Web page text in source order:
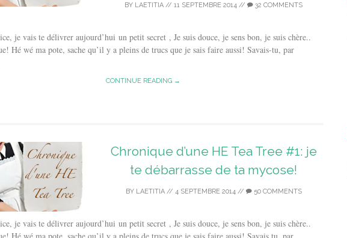
BY LAETITIA // 11 SEPTEMBRE 2014 // 32 COMMENTS
je vais te délivrer aujourd’hui un petit secret , Je suis douce, je sens bon, je suis chère..
Hé wé ma pote, sache qu’il y a pleins de trucs que je sais faire aussi! Savais-tu, par
CONTINUE READING →
Chronique d’une HE Tea Tree #1: je
te débarrasse de ta mycose!
BY LAETITIA// 4 SEPTEMBRE 2014 // 50 COMMENTS
je vais te délivrer aujourd’hui un petit secret , Je suis douce, je sens bon, je suis chère..
Hé wé ma pote, sache qu’il y a pleins de trucs que je sais faire aussi! Savais tu, par...